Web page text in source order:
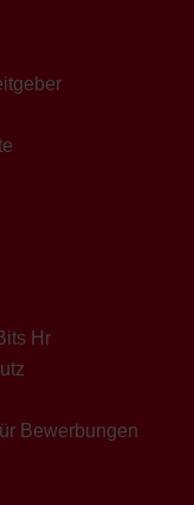
Hr
Bewerbungen